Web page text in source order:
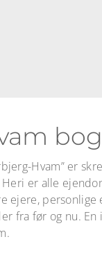
Hvam” er
er alle
ejere, personlige
fra før og nu. En